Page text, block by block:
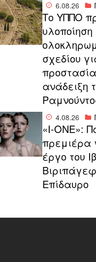
6.08.26
Το ΥΠΠΟ
υλοποίηση
σχεδίου
ανάδειξη
4.08.26
«I-ONE»:
πρεμιέρα
έργο του
Επίδαυρο